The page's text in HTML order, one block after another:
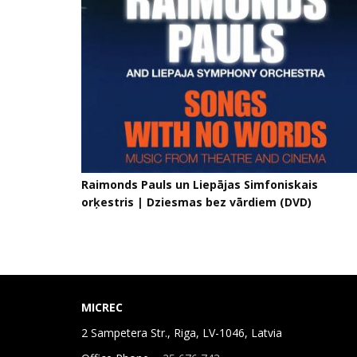
Raimonds Pauls un Liepājas Simfoniskais
orķestris | Dziesmas bez vārdiem (DVD)
MICREC
2 Sampetera Str., Riga, LV-1046, Latvia